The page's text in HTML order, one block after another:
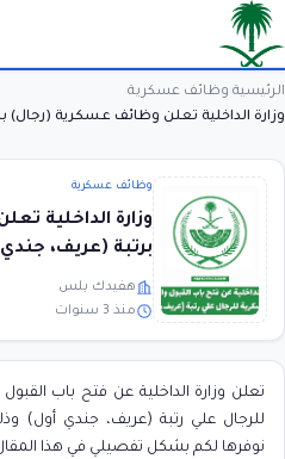
الرئيسية وظائف عسكرية
وزارة الداخلية تعلن وظائف عسكرية (رجال)
وظائف عسكرية
وزارة الداخلية
برتبة (عريف،
هفيدك بلس
منذ 3 سنوات
تعلن وزارة الداخلية عن فتح باب
للرجال علي رتبة (عريف، جندي أول)
نوفرها لكم بشكل تفصيلي في هذا